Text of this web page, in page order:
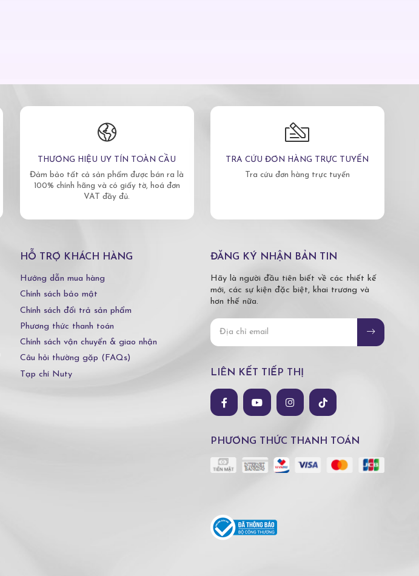
THƯƠNG HIỆU UY TÍN TOÀN CẦU
Đảm bảo tất cả sản phẩm được bán ra là
100% chính hãng và có giấy tờ, hoá đơn
VAT đầy đủ.
TRA CỨU ĐƠN HÀNG TRỰC TUYẾN
Tra cứu đơn hàng trực tuyến
HỖ TRỢ KHÁCH HÀNG
Hướng dẫn mua hàng
Chính sách bảo mật
Chính sách đổi trả sản phẩm
Phương thức thanh toán
Chính sách vận chuyển & giao nhận
Câu hỏi thường gặp (FAQs)
Tạp chí Nuty
ĐĂNG KÝ NHẬN BẢN TIN
Hãy là người đầu tiên biết về các thiết kế
mới, các sự kiện đặc biệt, khai trương và
hơn thế nữa.
LIÊN KẾT TIẾP THỊ
PHƯƠNG THỨC THANH TOÁN